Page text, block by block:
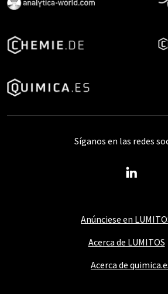
Anúnciese en
Acerca de LUMITOS
Acerca de
Síganos en las redes